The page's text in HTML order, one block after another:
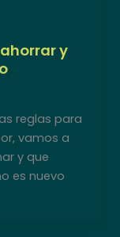
y
reglas para
vamos a
y que
es nuevo